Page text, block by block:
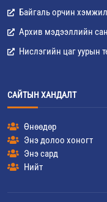
Байгаль орчин
Архив мэдээллийн сан
Нислэгийн цаг уурын
САЙТЫН ХАНДАЛТ
Өнөөдөр
Энэ долоо хоногт
Энэ сард
Нийт